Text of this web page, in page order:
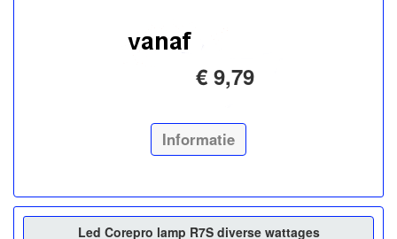
€ 9,79
Informatie
Led Corepro lamp R7S diverse wattages